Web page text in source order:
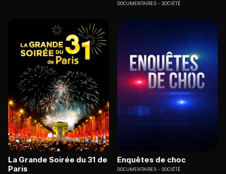
DOCUMENTAIRES SOCIÉTÉ
La Grande Soirée du 31 de
Paris
Enquêtes de choc
DOCUMENTAIRES SOCIÉTÉ